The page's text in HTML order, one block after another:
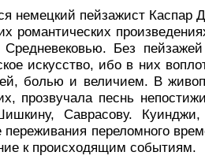
немецкий пейзажист Каспар
романтических
Без
искусство, ибо в них
болью и величием. В
прозвучала песнь
Саврасову.
переломного
к происходящим собы­тиям.